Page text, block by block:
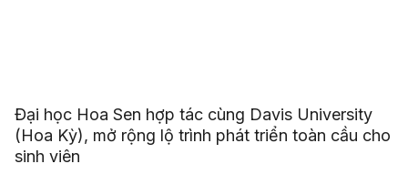
Đại học Hoa Sen hợp tác cùng Davis University
(Hoa Kỳ), mở rộng lộ trình phát triển toàn cầu cho
sinh viên